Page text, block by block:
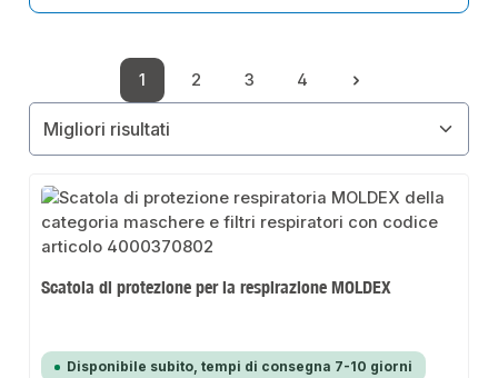
Pagina
1
Pagina
2
Pagina
3
Pagina
4
Scatola di protezione per la respirazione MOLDEX
Disponibile subito, tempi di consegna 7-10 giorni